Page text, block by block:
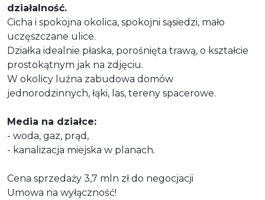
działalność.
Cicha i spokojna okolica, spokojni sąsiedzi, mało
uczęszczane ulice.
Działka idealnie płaska, porośnięta trawą, o kształcie
prostokątnym jak na zdjęciu.
W okolicy luźna zabudowa domów
jednorodzinnych, łąki, las, tereny spacerowe.
Media na działce:
- woda, gaz, prąd,
- kanalizacja miejska w planach.
Cena sprzedaży 3,7 mln zł do negocjacji
Umowa na wyłączność!